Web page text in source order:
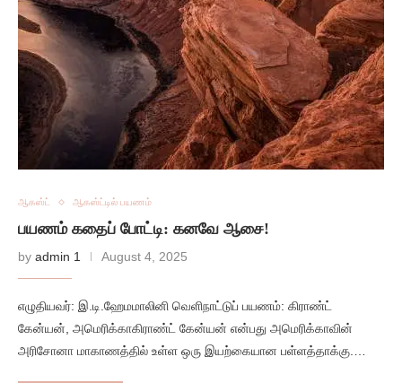
ஆகஸ்ட் ஆகஸ்ட்டில் பயணம்
பயணம் கதைப் போட்டி: கனவே ஆசை!
by admin 1 August 4, 2025
எழுதியவர்: இ.டி.ஹேமமாலினி வெளிநாட்டுப் பயணம்: கிராண்ட்
கேன்யன், அமெரிக்காகிராண்ட் கேன்யன் என்பது அமெரிக்காவின்
அரிசோனா மாகாணத்தில் உள்ள ஒரு இயற்கையான பள்ளத்தாக்கு.…